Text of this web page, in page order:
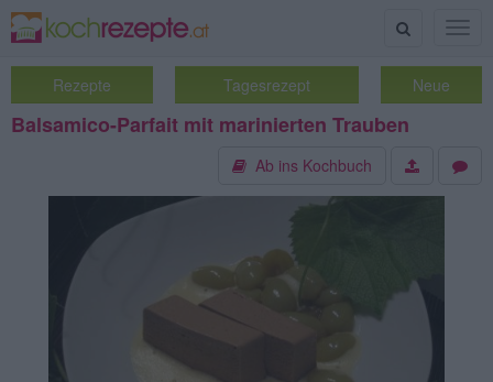
Suche
Rezepte Tagesrezept Neue
Balsamico-Parfait mit marinierten Trauben
Ab ins Kochbuch